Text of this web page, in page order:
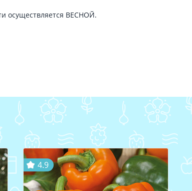
осуществляется ВЕСНОЙ.
4.9